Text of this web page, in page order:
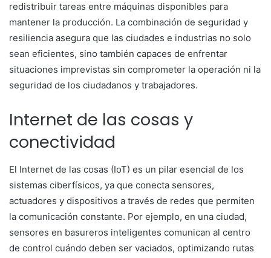
redistribuir tareas entre máquinas disponibles para
mantener la producción. La combinación de seguridad y
resiliencia asegura que las ciudades e industrias no solo
sean eficientes, sino también capaces de enfrentar
situaciones imprevistas sin comprometer la operación ni la
seguridad de los ciudadanos y trabajadores.
Internet de las cosas y
conectividad
El Internet de las cosas (IoT) es un pilar esencial de los
sistemas ciberfísicos, ya que conecta sensores,
actuadores y dispositivos a través de redes que permiten
la comunicación constante. Por ejemplo, en una ciudad,
sensores en basureros inteligentes comunican al centro
de control cuándo deben ser vaciados, optimizando rutas